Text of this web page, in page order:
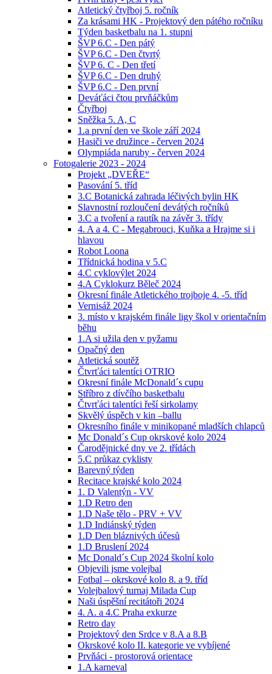
Atletický čtyřboj 5. ročník
Za krásami HK - Projektový den pátého ročníku
Týden basketbalu na 1. stupni
ŠVP 6.C - Den pátý
ŠVP 6.C - Den čtvrtý
ŠVP 6. C - Den třetí
ŠVP 6.C - Den druhý
ŠVP 6.C - Den první
Deváťáci čtou prvňáčkům
Čtyřboj
Sněžka 5. A, C
1.a první den ve škole září 2024
Hasiči ve družince - červen 2024
Olympiáda naruby - červen 2024
Fotogalerie 2023 - 2024
Projekt „DVEŘE“
Pasování 5. tříd
3.C Botanická zahrada léčivých bylin HK
Slavnostní rozloučení devátých ročníků
3.C a tvoření a rautík na závěr 3. třídy
4. A a 4. C - Megabrouci, Kuňka a Hrajme si i
hlavou
Robot Loona
Třídnická hodina v 5.C
4.C cyklovýlet 2024
4.A Cyklokurz Běleč 2024
Okresní finále Atletického trojboje 4. -5. tříd
Vernisáž 2024
3. místo v krajském finále ligy škol v orientačním
běhu
1.A si užila den v pyžamu
Opačný den
Atletická soutěž
Čtvrťáci talentíci OTRIO
Okresní finále McDonald´s cupu
Stříbro z dívčího basketbalu
Čtvrťáci talentíci řeší sirkolamy
Skvělý úspěch v kin –ballu
Okresního finále v minikopané mladších chlapců
Mc Donald´s Cup okrskové kolo 2024
Čarodějnické dny ve 2. třídách
5.C průkaz cyklisty
Barevný týden
Recitace krajské kolo 2024
1. D Valentýn - VV
1.D Retro den
1.D Naše tělo - PRV + VV
1.D Indiánský týden
1.D Den bláznivých účesů
1.D Bruslení 2024
Mc Donald´s Cup 2024 školní kolo
Objevili jsme volejbal
Fotbal – okrskové kolo 8. a 9. tříd
Volejbalový turnaj Milada Cup
Naši úspěšní recitátoři 2024
4. A. a 4.C Praha exkurze
Retro day
Projektový den Srdce v 8.A a 8.B
Okrskové kolo II. kategorie ve vybíjené
Prvňáci - prostorová orientace
1.A karneval